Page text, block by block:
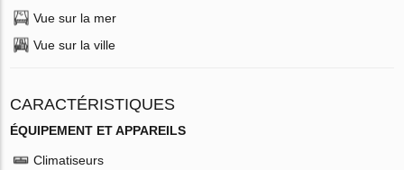
Vue sur la mer
Vue sur la ville
CARACTÉRISTIQUES
ÉQUIPEMENT ET APPAREILS
Climatiseurs